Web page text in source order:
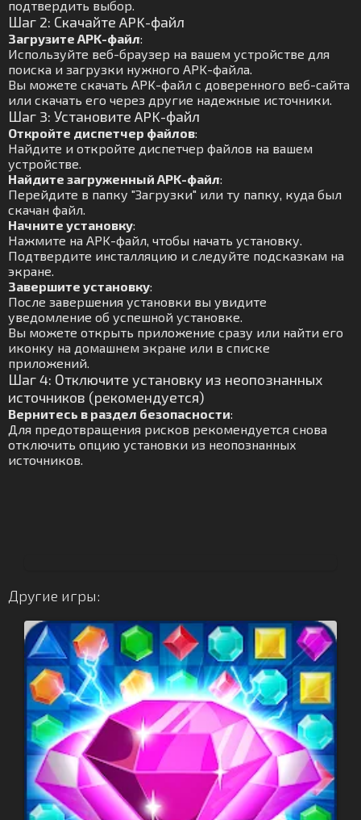
подтвердить выбор.
Шаг 2: Скачайте APK-файл
Загрузите APK-файл:
Используйте веб-браузер на вашем устройстве для
поиска и загрузки нужного APK-файла.
Вы можете скачать APK-файл с доверенного веб-сайта
или скачать его через другие надежные источники.
Шаг 3: Установите APK-файл
Откройте диспетчер файлов:
Найдите и откройте диспетчер файлов на вашем
устройстве.
Найдите загруженный APK-файл:
Перейдите в папку "Загрузки" или ту папку, куда был
скачан файл.
Начните установку:
Нажмите на APK-файл, чтобы начать установку.
Подтвердите инсталляцию и следуйте подсказкам на
экране.
Завершите установку:
После завершения установки вы увидите
уведомление об успешной установке.
Вы можете открыть приложение сразу или найти его
иконку на домашнем экране или в списке
приложений.
Шаг 4: Отключите установку из неопознанных
источников (рекомендуется)
Вернитесь в раздел безопасности:
Для предотвращения рисков рекомендуется снова
отключить опцию установки из неопознанных
источников.
Другие игры: